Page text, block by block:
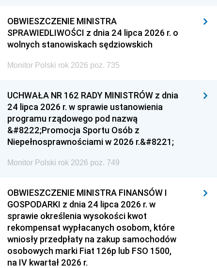
OBWIESZCZENIE MINISTRA
SPRAWIEDLIWOŚCI z dnia 24 lipca 2026 r. o
wolnych stanowiskach sędziowskich
Monitor Polski rok 2026 poz. 735
UCHWAŁA NR 162 RADY MINISTRÓW z dnia
24 lipca 2026 r. w sprawie ustanowienia
programu rządowego pod nazwą
&#8222;Promocja Sportu Osób z
Niepełnosprawnościami w 2026 r.&#8221;
Monitor Polski rok 2026 poz. 749
OBWIESZCZENIE MINISTRA FINANSÓW I
GOSPODARKI z dnia 24 lipca 2026 r. w
sprawie określenia wysokości kwot
rekompensat wypłacanych osobom, które
wniosły przedpłaty na zakup samochodów
osobowych marki Fiat 126p lub FSO 1500,
na IV kwartał 2026 r.